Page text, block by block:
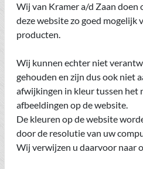
Wij van Kramer a/d Zaan doen
deze website zo goed mogelijk
producten.
Wij kunnen echter niet
gehouden en zijn dus ook niet
afwijkingen in kleur tussen het
afbeeldingen op de website.
De kleuren op de website
door de resolutie van uw
Wij verwijzen u daarvoor naar